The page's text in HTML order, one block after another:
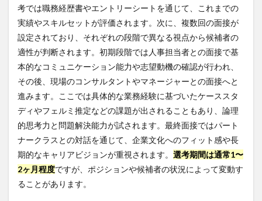
考では職務経歴書やエントリーシートを通じて、これまでの
実績やスキルセットが評価されます。次に、複数回の面接が
設定されており、それぞれの段階で異なる視点から候補者の
適性が判断されます。初期段階では人事担当者との面接で基
本的なコミュニケーション能力や志望動機の確認が行われ、
その後、現場のコンサルタントやマネージャーとの面接へと
進みます。ここでは具体的な業務経験に基づいたケーススタ
ディやフェルミ推定などの課題が出されることもあり、論理
的思考力と問題解決能力が試されます。最終面接ではパート
ナークラスとの対話を通じて、企業文化へのフィット感や長
期的なキャリアビジョンが重視されます。 選考期間は通常1〜
2ヶ月程度ですが、ポジションや候補者の状況によって変動す
ることがあります。